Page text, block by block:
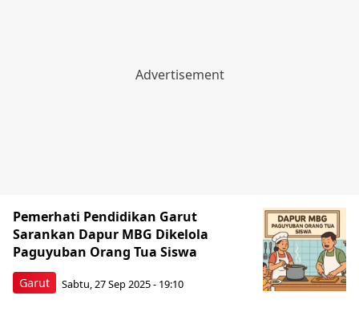
Garut
Pemerhati Pendidikan Garut
Sarankan Dapur MBG Dikelola
Paguyuban Orang Tua Siswa
Sabtu, 27 Sep 2025 - 19:10